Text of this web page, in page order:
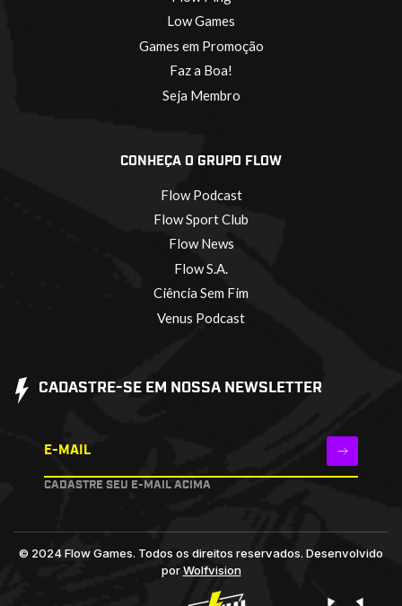
Low Games
Games em Promoção
Faz a Boa!
Seja Membro
CONHEÇA O GRUPO FLOW
Flow Podcast
Flow Sport Club
Flow News
Flow S.A.
Ciência Sem Fim
Venus Podcast
CADASTRE-SE EM NOSSA NEWSLETTER
E-MAIL
CADASTRE SEU E-MAIL ACIMA
© 2024 Flow Games. Todos os direitos reservados. Desenvolvido
porWolfvision